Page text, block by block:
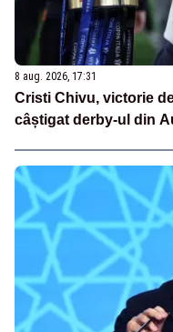
8 aug. 2026, 17:31
Cristi Chivu, victorie
câștigat derby-ul din